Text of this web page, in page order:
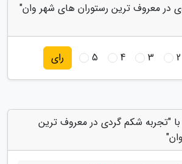
در معروف ترین رستوران های شهر وان"
2
3
4
5 رای
"تجربه شکم گردی در معروف ترین